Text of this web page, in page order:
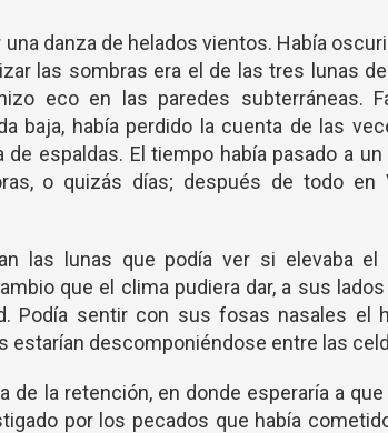
una danza de helados vientos. Había
las sombras era el de las tres lunas
eco en las paredes subterráneas.
baja, había perdido la cuenta de las
de espaldas. El tiempo había pasado a
o quizás días; después de todo en
las lunas que podía ver si elevaba el
que el clima pudiera dar, a sus
Podía sentir con sus fosas nasales el
estarían descomponiéndose entre las
de la retención, en donde esperaría a
por los pecados que había